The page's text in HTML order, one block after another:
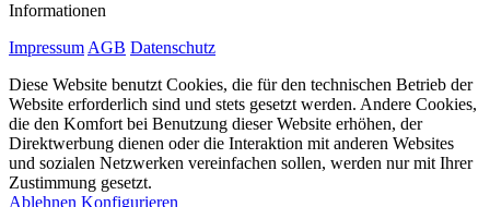
Informationen
Impressum AGB Datenschutz
Diese Website benutzt Cookies, die für den technischen Betrieb der
Website erforderlich sind und stets gesetzt werden. Andere Cookies,
die den Komfort bei Benutzung dieser Website erhöhen, der
Direktwerbung dienen oder die Interaktion mit anderen Websites
und sozialen Netzwerken vereinfachen sollen, werden nur mit Ihrer
Zustimmung gesetzt.
Ablehnen Konfigurieren